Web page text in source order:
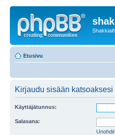
Etusivu
Kirjaudu sisään
Käyttäjätunnus:
Salasana: